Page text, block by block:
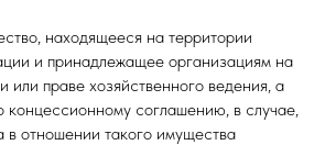
находящееся на территории
и принадлежащее организациям на
или праве хозяйственного ведения, а
концессионному соглашению, в случае,
в отношении такого имущества